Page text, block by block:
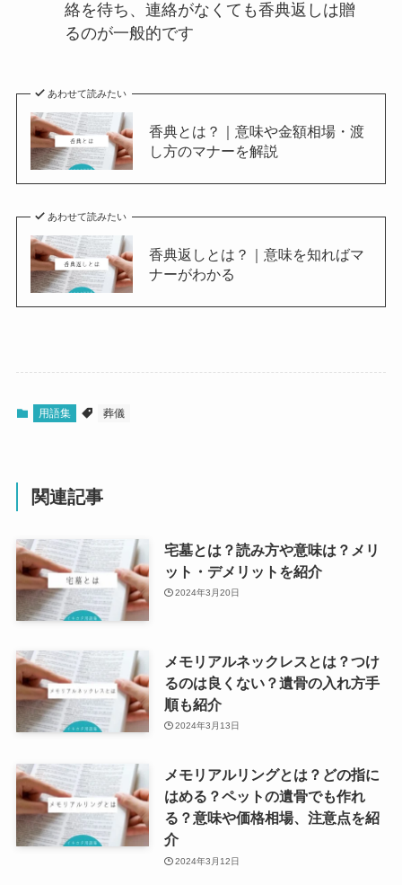
絡を待ち、連絡がなくても香典返しは贈
るのが一般的です
あわせて読みたい
香典とは？｜意味や金額相場・渡
し方のマナーを解説
あわせて読みたい
香典返しとは？｜意味を知ればマ
ナーがわかる
用語集 葬儀
関連記事
宅墓とは？読み方や意味は？メリ
ット・デメリットを紹介
2024年3月20日
メモリアルネックレスとは？つけ
るのは良くない？遺骨の入れ方手
順も紹介
2024年3月13日
メモリアルリングとは？どの指に
はめる？ペットの遺骨でも作れ
る？意味や価格相場、注意点を紹
介
2024年3月12日